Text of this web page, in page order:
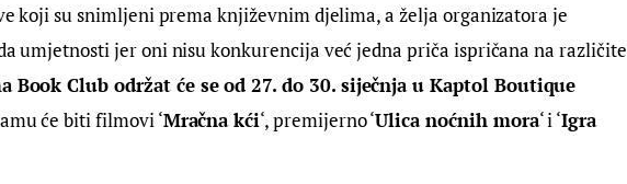
koji su snimljeni prema književnim djelima, a želja organizatora je
umjetnosti jer oni nisu konkurencija već jedna priča ispričana na različite
Book Club održat će se od 27. do 30. siječnja u Kaptol Boutique
će biti filmovi ‘Mračna kći‘, premijerno ‘Ulica noćnih mora‘ i ‘Igra